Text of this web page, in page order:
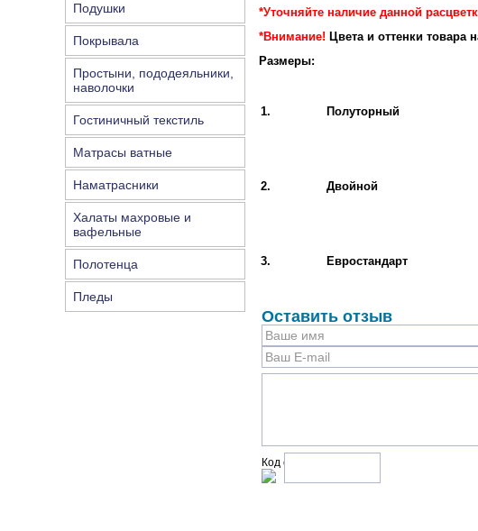
Подушки
Покрывала
Простыни, пододеяльники,
наволочки
Гостиничный текстиль
Матрасы ватные
Наматрасники
Халаты махровые и
вафельные
Полотенца
Пледы
*Уточняйте наличие данной
*Внимание! Цвета и оттенки товара
Размеры:
1. Полуторный
2. Двойной
3. Евростандарт
Оставить отзыв
Код с рисунка: